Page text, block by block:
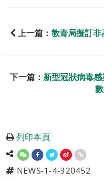
上一篇： 教青局擬訂
下一篇： 新型冠狀病毒
列印本頁
NEWS-1-4-320452